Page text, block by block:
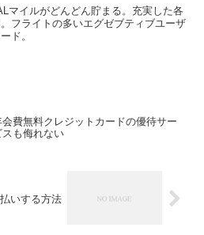
マイルがどんどん貯まる。充実した各
フライトの多いエグゼブティブユーザ
ド。
会費無料クレジットカードの優待サー
スも侮れない
いする方法